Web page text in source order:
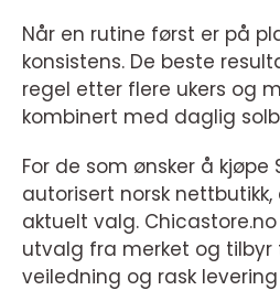
Når en rutine først er på
konsistens. De beste
regel etter flere ukers og
kombinert med daglig
For de som ønsker å
autorisert norsk
aktuelt valg.
utvalg fra merket og tilbyr
veiledning og rask